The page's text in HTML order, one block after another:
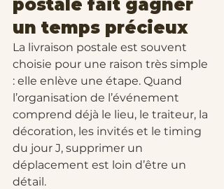
postale fait gagner
un temps précieux
La livraison postale est souvent
choisie pour une raison très simple
: elle enlève une étape. Quand
l’organisation de l’événement
comprend déjà le lieu, le traiteur, la
décoration, les invités et le timing
du jour J, supprimer un
déplacement est loin d’être un
détail.